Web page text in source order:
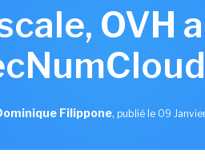
OVH
Filippone, publié le 09